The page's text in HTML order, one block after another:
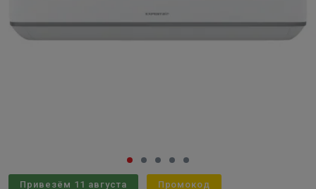
Привезём 11 августа Промокод